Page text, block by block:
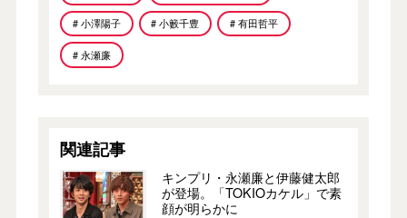
# 小澤陽子 # 小籔千豊 # 有田哲平
# 永瀬廉
関連記事
キンプリ・永瀬廉と伊藤健太郎
が登場。「TOKIOカケル」で素
顔が明らかに